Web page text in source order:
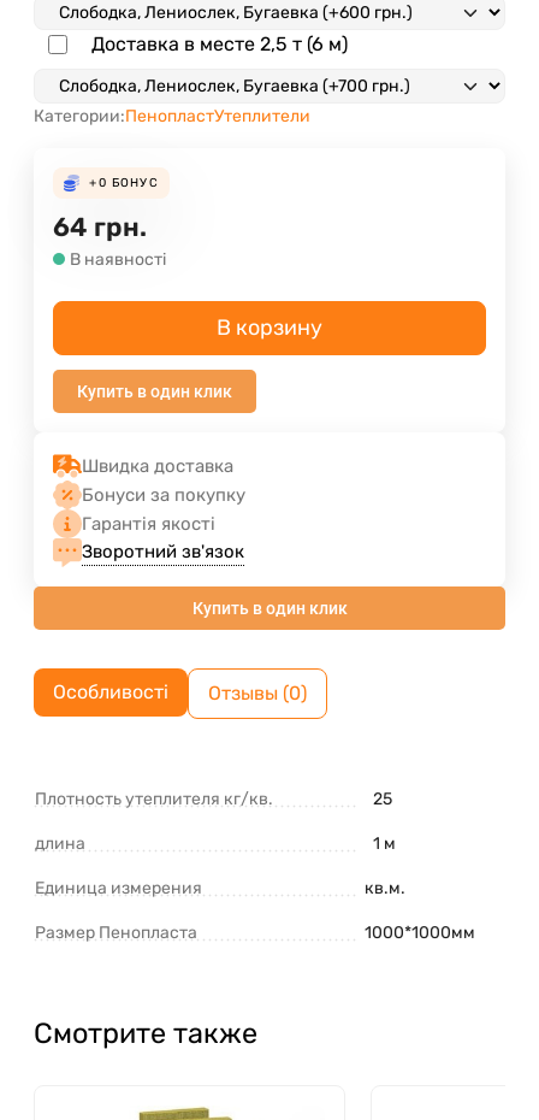
Доставка в месте 2,5 т (6 м)
Категории:ПенопластУтеплители
+0 БОНУС
64 грн.
В наявності
В корзину
Купить в один клик
Швидка доставка
Бонуси за покупку
Гарантія якості
Зворотний зв'язок
Купить в один клик
Особливості Отзывы (0)
Плотность утеплителя кг/кв. 25
длина 1 м
Единица измерения кв.м.
Размер Пенопласта 1000*1000мм
Смотрите также